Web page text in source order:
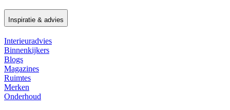
Inspiratie & advies
Interieuradvies
Binnenkijkers
Blogs
Magazines
Ruimtes
Merken
Onderhoud